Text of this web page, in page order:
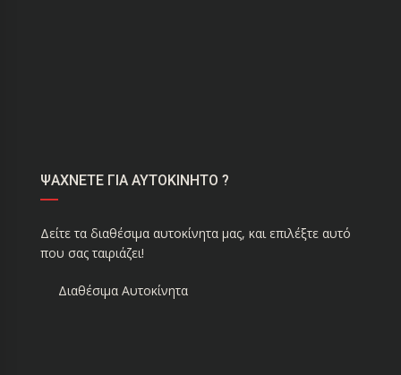
ΨΑΧΝΕΤΕ ΓΙΑ ΑΥΤΟΚΙΝΗΤΟ ?
Δείτε τα διαθέσιμα αυτοκίνητα μας, και επιλέξτε αυτό
που σας ταιριάζει!
Διαθέσιμα Αυτοκίνητα